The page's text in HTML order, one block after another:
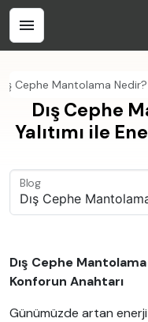
Cephe Mantolama Nedir?
Dış Cephe
Yalıtımı ile
Blog
Dış Cephe
Konforun Anahtarı
Günümüzde artan